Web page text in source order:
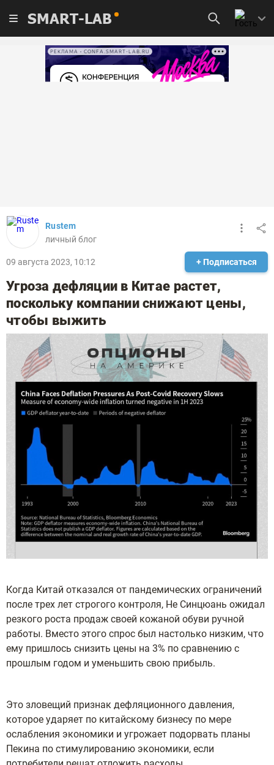
SMART-LAB
РЕКЛАМА • CONFA.SMART-LAB.RU
Rustem
личный блог
09 августа 2023, 10:12 + Подписаться
Угроза дефляции в Китае растет,
поскольку компании снижают цены,
чтобы выжить
Когда Китай отказался от пандемических ограничений
после трех лет строгого контроля, Не Синцюань ожидал
резкого роста продаж своей кожаной обуви ручной
работы. Вместо этого спрос был настолько низким, что
ему пришлось снизить цены на 3% по сравнению с
прошлым годом и уменьшить свою прибыль.
Это зловещий признак дефляционного давления,
которое ударяет по китайскому бизнесу по мере
ослабления экономики и угрожает подорвать планы
Пекина по стимулированию экономики, если